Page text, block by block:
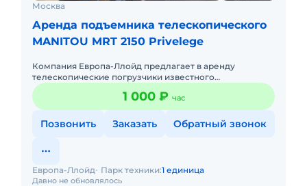
Москва
Аренда подъемника телескопического
MANITOU MRT 2150 Privelege
Компания Европа-Ллойд предлагает в аренду
телескопические погрузчики известного
производителя Manitou. Данный вид техники
незаменим для различных родов деятельн
1 000 ₽ час
Позвонить Заказать Обратный звонок
Давно не обновлялось
Европа-Ллойд Парк техники:1 единица